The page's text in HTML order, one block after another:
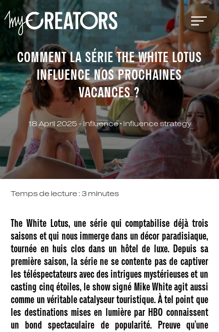
COMMENT LA SÉRIE THE WHITE LOTUS
INFLUENCE NOS PROCHAINES
VACANCES ?
18 April 2025 - Influence• Influence strategy
Temps de lecture : 3 minutes
The White Lotus, une série qui comptabilise déjà trois
saisons et qui nous immerge dans un décor paradisiaque,
tournée en huis clos dans un hôtel de luxe. Depuis sa
première saison, la série ne se contente pas de captiver
les téléspectateurs avec des intrigues mystérieuses et un
casting cinq étoiles, le show signé Mike White agit aussi
comme un véritable catalyseur touristique. À tel point que
les destinations mises en lumière par HBO connaissent
un bond spectaculaire de popularité. Preuve qu’une